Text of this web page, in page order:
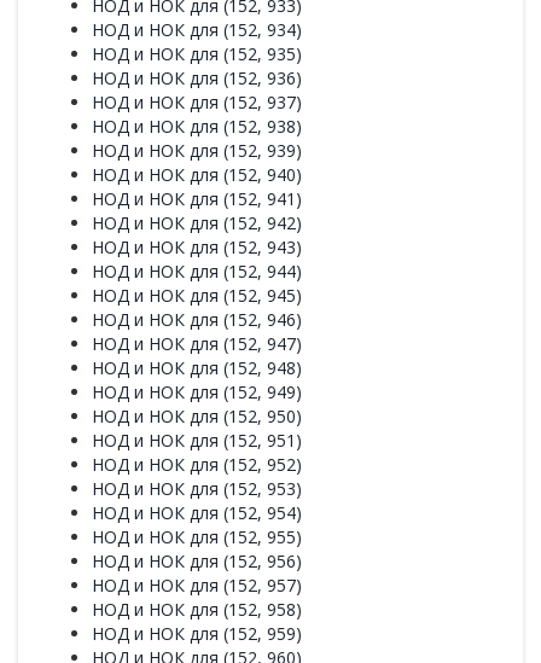
НОД и НОК для (152, 933)
НОД и НОК для (152, 934)
НОД и НОК для (152, 935)
НОД и НОК для (152, 936)
НОД и НОК для (152, 937)
НОД и НОК для (152, 938)
НОД и НОК для (152, 939)
НОД и НОК для (152, 940)
НОД и НОК для (152, 941)
НОД и НОК для (152, 942)
НОД и НОК для (152, 943)
НОД и НОК для (152, 944)
НОД и НОК для (152, 945)
НОД и НОК для (152, 946)
НОД и НОК для (152, 947)
НОД и НОК для (152, 948)
НОД и НОК для (152, 949)
НОД и НОК для (152, 950)
НОД и НОК для (152, 951)
НОД и НОК для (152, 952)
НОД и НОК для (152, 953)
НОД и НОК для (152, 954)
НОД и НОК для (152, 955)
НОД и НОК для (152, 956)
НОД и НОК для (152, 957)
НОД и НОК для (152, 958)
НОД и НОК для (152, 959)
НОД и НОК для (152, 960)